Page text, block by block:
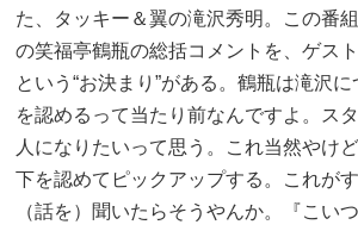
た、タッキー＆翼の滝沢秀明。この番
の笑福亭鶴瓶の総括コメントを、ゲス
という“お決まり”がある。鶴瓶は滝沢
を認めるって当たり前なんですよ。ス
人になりたいって思う。これ当然やけ
下を認めてピックアップする。これが
（話を）聞いたらそうやんか。『こい